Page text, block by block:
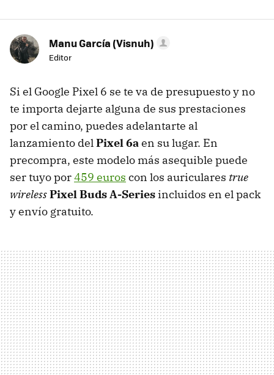
Manu García (Visnuh)
Editor
Si el Google Pixel 6 se te va de presupuesto y no
te importa dejarte alguna de sus prestaciones
por el camino, puedes adelantarte al
lanzamiento delPixel 6aen su lugar. En
precompra, este modelo más asequible puede
ser tuyo por459 euros con los auriculares true
wirelessPixel Buds A-Series incluidos en el pack
y envío gratuito.